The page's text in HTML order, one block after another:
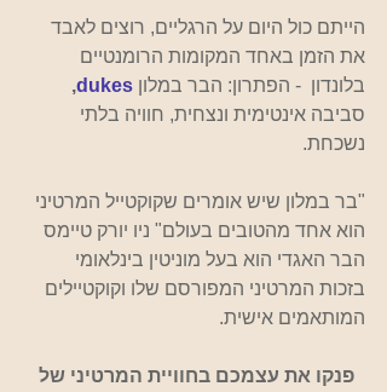
הייתם כול היום על הרגליים, רוצים לאבד
את הזמן באחד המקומות הרומנטיים
בלונדון  - הפתרון: הבר במלון dukes
,
סביבה אינטימית ונצחית, חוויה בלתי
נשכחת.
"בר במלון שיש אומרים שקוקטייל המרטיני
הוא אחד מהטובים בעולם" ניו יורק טיימס
הבר האגדי הוא בעל מוניטין בינלאומי
בזכות המרטיני המפורסם שלו וקוקטיילים
המותאמים אישית.
פנקו את עצמכם בחוויית המרטיני של